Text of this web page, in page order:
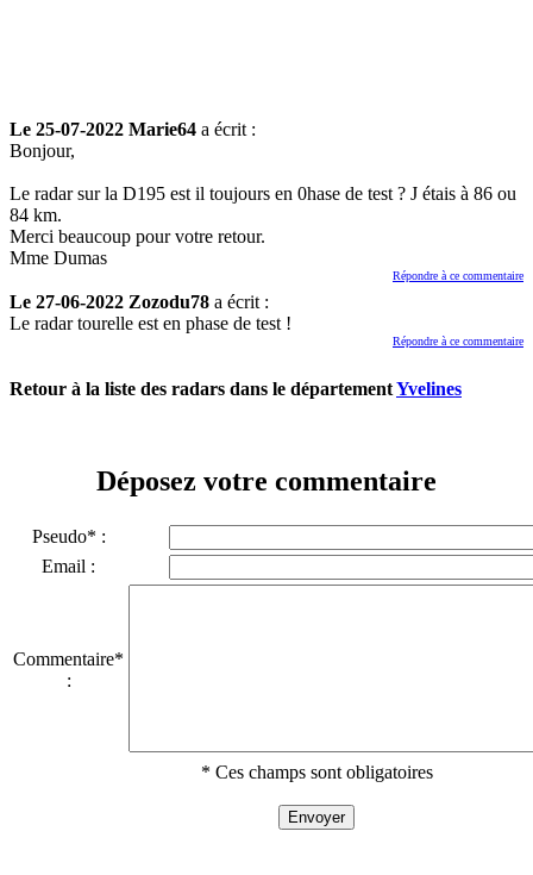
Le 25-07-2022 Marie64 a écrit :
Bonjour,
Le radar sur la D195 est il toujours en 0hase de test ? J étais à 86 ou
84 km.
Merci beaucoup pour votre retour.
Mme Dumas
Répondre à ce commentaire
Le 27-06-2022 Zozodu78 a écrit :
Le radar tourelle est en phase de test !
Répondre à ce commentaire
Retour à la liste des radars dans le départementYvelines
Déposez votre commentaire
Pseudo* :
Email :
Commentaire*
:
* Ces champs sont obligatoires